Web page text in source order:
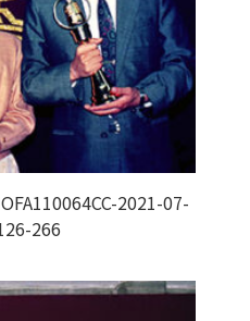
2021-07-
266